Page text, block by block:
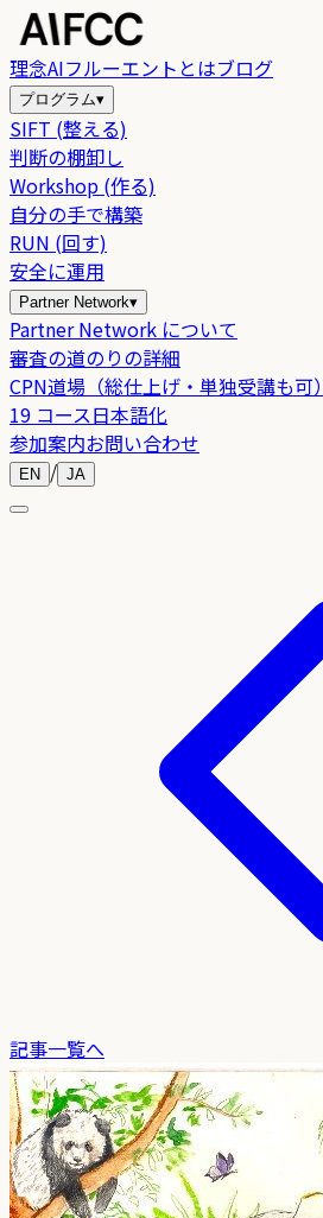
理念AIフルーエントとはブログ
プログラム▾
SIFT (整える)
判断の棚卸し
Workshop (作る)
自分の手で構築
RUN (回す)
安全に運用
Partner Network▾
Partner Network について
審査の道のりの詳細
CPN道場（総仕上げ・単独受講も可）
19 コース日本語化
参加案内お問い合わせ
EN / JA
記事一覧へ